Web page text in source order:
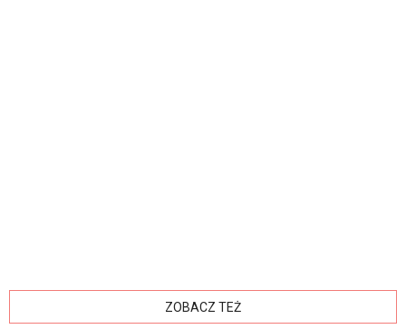
ZOBACZ TEŻ